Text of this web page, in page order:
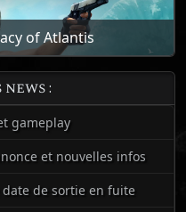
of Atlantis
:
gameplay
et nouvelles infos
date de sortie en fuite